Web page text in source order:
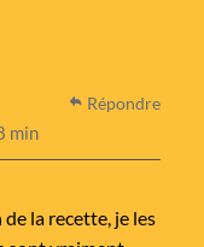
min
la recette, je les
Répondre